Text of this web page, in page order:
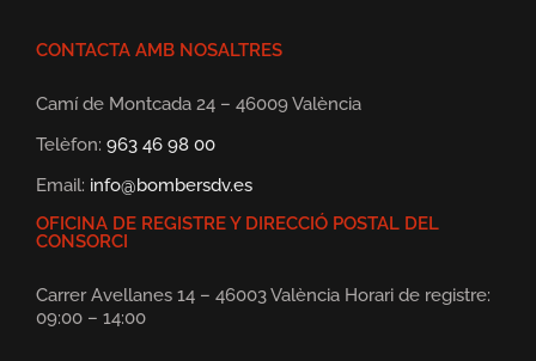
CONTACTA AMB NOSALTRES
Camí de Montcada 24 – 46009 València
Telèfon: 963 46 98 00
Email: info@bombersdv.es
OFICINA DE REGISTRE Y DIRECCIÓ POSTAL DEL
CONSORCI
Carrer Avellanes 14 – 46003 València Horari de registre:
09:00 – 14:00